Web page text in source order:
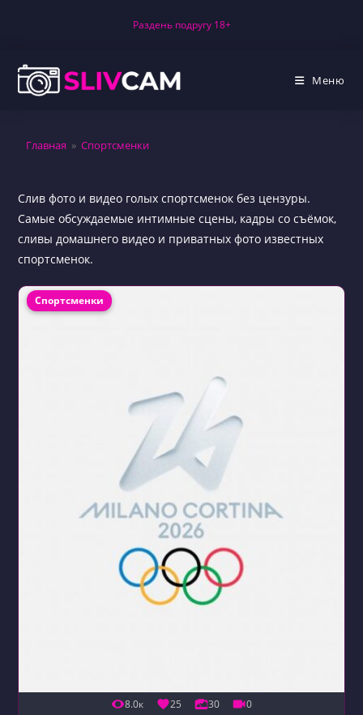
Раздень подругу 18+
Меню
Главная » Спортсменки
Слив фото и видео голых спортсменок без цензуры.
Самые обсуждаемые интимные сцены, кадры со съёмок,
сливы домашнего видео и приватных фото известных
спортсменок.
8.0к 25 30 0
Рубрика записи:
Спортсменки